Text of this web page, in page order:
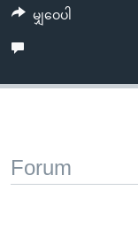
မျှဝေပါ
Forum